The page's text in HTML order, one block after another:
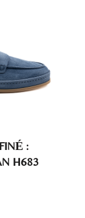
:
H683